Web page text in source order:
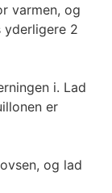
varmen, og
2
i. Lad
er
og lad